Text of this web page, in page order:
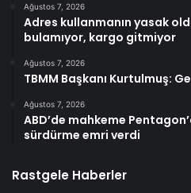
Ağustos 7, 2026
Adres kullanmanın yasak
bulamıyor, kargo gitmiyor
Ağustos 7, 2026
TBMM Başkanı Kurtulmuş:
Ağustos 7, 2026
ABD’de mahkeme
sürdürme emri verdi
Rastgele Haberler